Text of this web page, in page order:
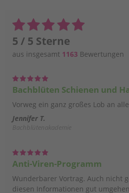
5 / 5 Sterne
aus insgesamt 1163 Bewertungen
Bachblüten Schienen und
Vorweg ein ganz großes Lob an
Jennifer T.
Anti-Viren-Programm
Wunderbarer Vortrag. Auch nicht
diesen Informationen gut umgehen.;